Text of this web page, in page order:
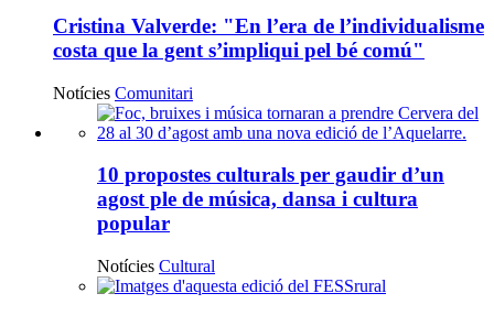
voluntariat
un
Cristina Valverde: "En l’era de l’individualisme
costa que la gent s’impliqui pel bé comú"
Notícies Comunitari
Notícies
destacades
10 propostes culturals per gaudir d’un
agost ple de música, dansa i cultura
popular
Notícies Cultural